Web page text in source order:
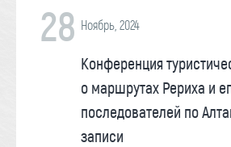
28 Ноябрь, 2024
Конференция
о маршрутах Рериха и
последователей по
записи